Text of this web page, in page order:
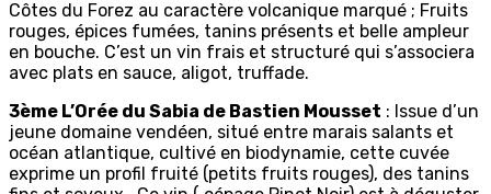
Côtes du Forez au caractère volcanique marqué ; Fruits
rouges, épices fumées, tanins présents et belle ampleur
en bouche. C’est un vin frais et structuré qui s’associera
avec plats en sauce, aligot, truffade.
3ème L’Orée du Sabia de Bastien Mousset : Issue d’un
jeune domaine vendéen, situé entre marais salants et
océan atlantique, cultivé en biodynamie, cette cuvée
exprime un profil fruité (petits fruits rouges), des tanins